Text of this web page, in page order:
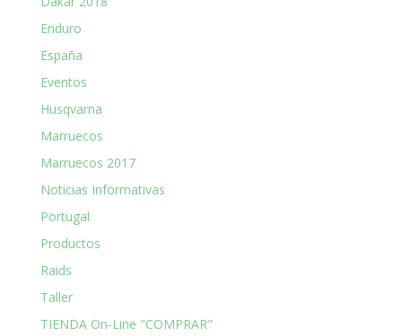
Enduro
España
Eventos
Husqvarna
Marruecos
Marruecos 2017
Noticias Informativas
Portugal
Productos
Raids
Taller
TIENDA On-Line "COMPRAR"